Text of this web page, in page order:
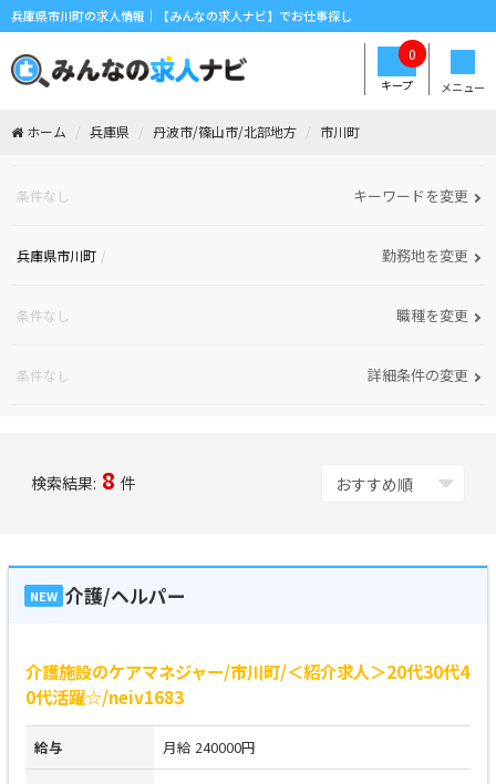
兵庫県市川町の求人情報｜【みんなの求人ナビ】でお仕事探し
メニュー
キープ
0
ホーム 兵庫県 丹波市/篠山市/北部地方 市川町
条件なし キーワードを変更
兵庫県市川町 勤務地を変更
条件なし 職種を変更
条件なし 詳細条件の変更
検索結果: 8 件
NEW 介護/ヘルパー
介護施設のケアマネジャー/市川町/＜紹介求人＞20代30代4
0代活躍☆/neiv1683
給与 月給 240000円